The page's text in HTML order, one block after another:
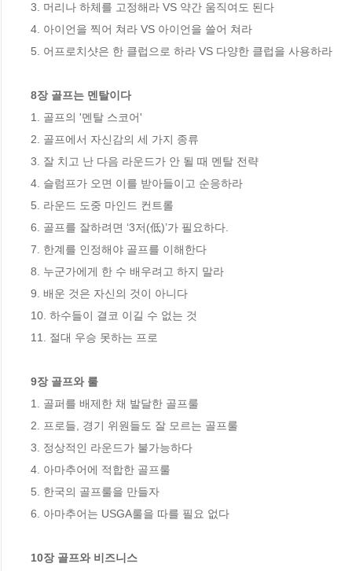
3. 머리나 하체를 고정해라 VS 약간 움직여도 된다
4. 아이언을 찍어 쳐라 VS 아이언을 쓸어 쳐라
5. 어프로치샷은 한 클럽으로 하라 VS 다양한 클럽을 사용하라
8장 골프는 멘탈이다
1. 골프의 '멘탈 스코어'
2. 골프에서 자신감의 세 가지 종류
3. 잘 치고 난 다음 라운드가 안 될 때 멘탈 전략
4. 슬럼프가 오면 이를 받아들이고 순응하라
5. 라운드 도중 마인드 컨트롤
6. 골프를 잘하려면 ‘3저(低)’가 필요하다.
7. 한계를 인정해야 골프를 이해한다
8. 누군가에게 한 수 배우려고 하지 말라
9. 배운 것은 자신의 것이 아니다
10. 하수들이 결코 이길 수 없는 것
11. 절대 우승 못하는 프로
9장 골프와 룰
1. 골퍼를 배제한 채 발달한 골프룰
2. 프로들, 경기 위원들도 잘 모르는 골프룰
3. 정상적인 라운드가 불가능하다
4. 아마추어에 적합한 골프룰
5. 한국의 골프룰을 만들자
6. 아마추어는 USGA룰을 따를 필요 없다
10장 골프와 비즈니스